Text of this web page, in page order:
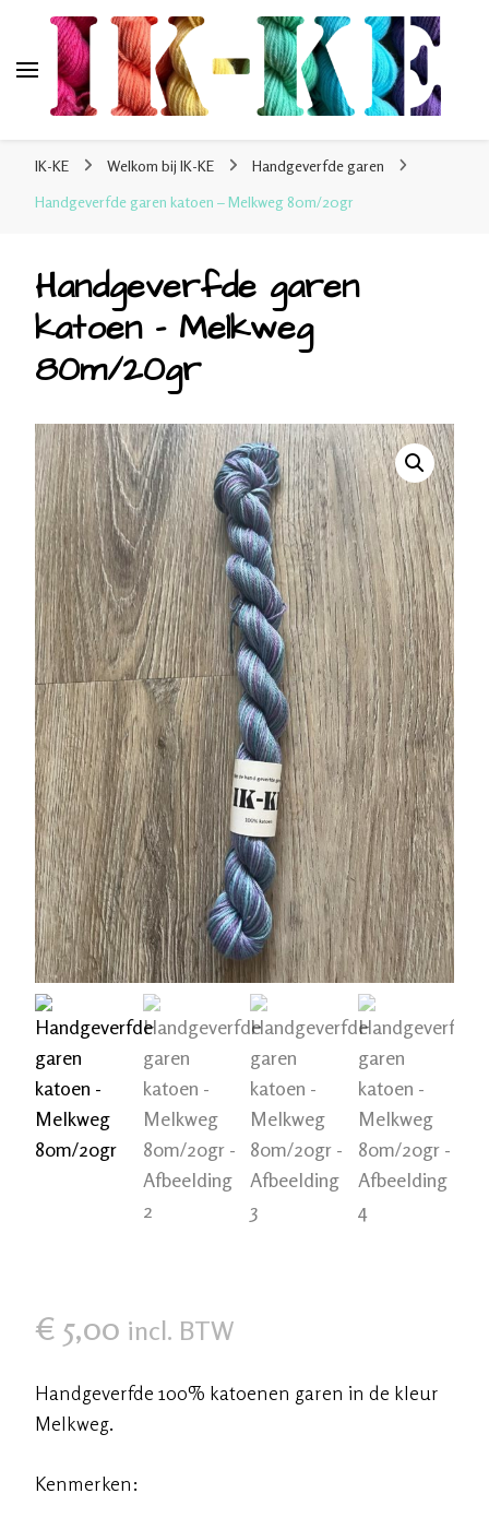
sokkenwol
IK-KE Welkom bij IK-KE
Handgeverfde garen
Handgeverfde garen katoen – Melkweg 80m/20gr
Handgeverfde garen
katoen – Melkweg
80m/20gr
€ 5,00 incl. BTW
Handgeverfde 100% katoenen garen in de kleur
Melkweg.
Kenmerken: